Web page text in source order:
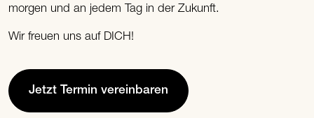
morgen und an jedem Tag in der Zukunft.
Wir freuen uns auf DICH!
Jetzt Termin vereinbaren